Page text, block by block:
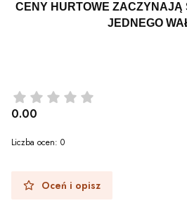
CENY HURTOWE ZACZYNAJĄ
JEDNEGO
0.00
Liczba ocen: 0
Oceń i opisz